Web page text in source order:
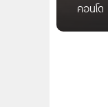
คอนโ
แสน